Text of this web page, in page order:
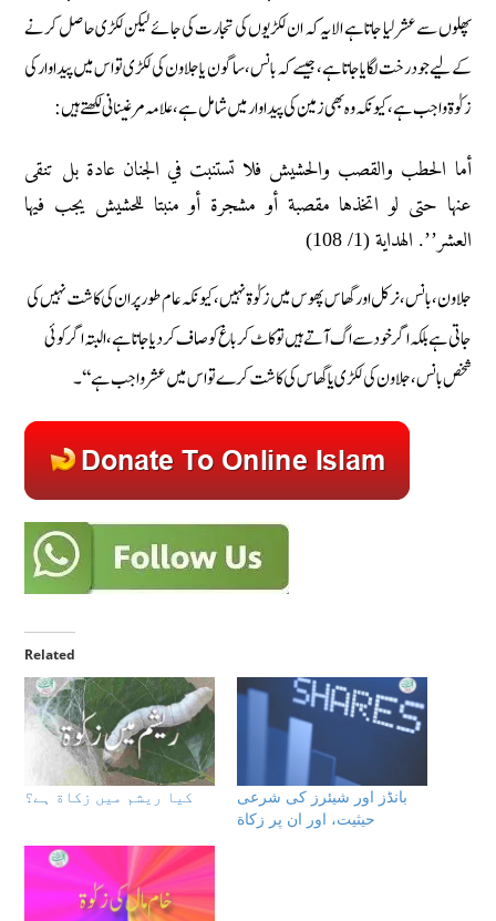
پھلوں سے عشر لیا جاتا ہے الا یہ کہ ان لکڑیوں کی تجارت کی جائے لیکن لکڑی حاصل کرنے
کے لیے جو درخت لگایاجاتا ہے، جیسے کہ بانس، ساگون یا جلاون کی لکڑی تو اس میں پیداوار کی
زکوٰۃ واجب ہے، کیونکہ وہ بھی زمین کی پیداوار میں شامل ہے، علامہ مرغینانی لکھتے ہیں:
أما الحطب والقصب والحشيش فلا تستنبت في الجنان عادة بل تنقى
عنها حتى لو اتخذها مقصبة أو مشجرة أو منبتا للحشيش يجب فيها
العشر’’. الهداية (1/ 108)
جلاون، بانس، نرکل اور گھاس پھوس میں زکوٰۃ نہیں، کیونکہ عام طور پر ان کی کاشت نہیں کی
جاتی ہے بلکہ اگر خود سے اگ آتے ہیں تو کاٹ کر باغ کو صاف کر دیاجاتا ہے، البتہ اگر کوئی
شخص بانس، جلاون کی لکڑی یا گھاس کی کاشت کرے تو اس میں عشر واجب ہے‘‘۔
Related
كيا ريشم ميں زكاة ہے؟
بانڈز اور شیئرز كى شرعى
حيثيت، اور ان پر زكاة